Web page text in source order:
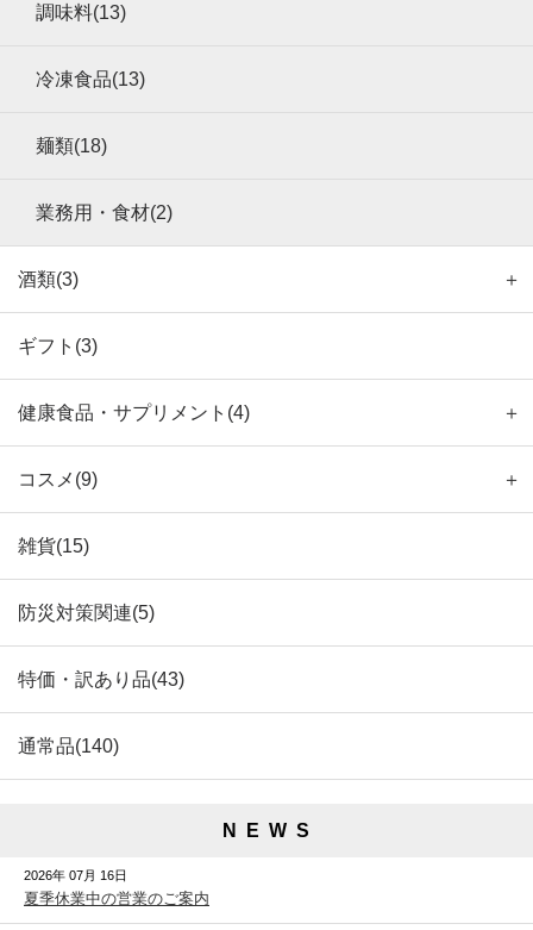
調味料(13)
冷凍食品(13)
麺類(18)
業務用・食材(2)
酒類(3) ＋
ギフト(3)
健康食品・サプリメント(4) ＋
コスメ(9) ＋
雑貨(15)
防災対策関連(5)
特価・訳あり品(43)
通常品(140)
N E W S
2026年 07月 16日
夏季休業中の営業のご案内